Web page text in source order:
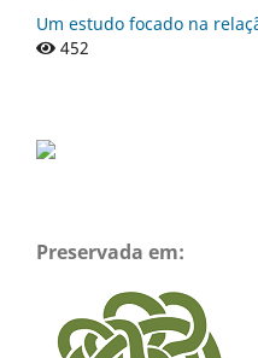
Um estudo focado na
452
Preservada em: